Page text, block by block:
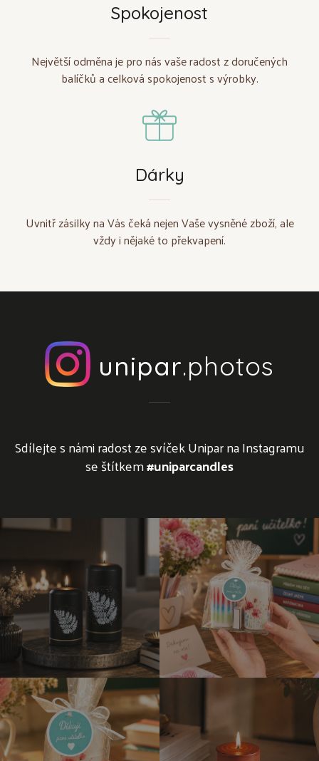
Spokojenost
Největší odměna je pro nás vaše radost z doručených
balíčků a celková spokojenost s výrobky.
Dárky
Uvnitř zásilky na Vás čeká nejen Vaše vysněné zboží, ale
vždy i nějaké to překvapení.
unipar.photos
Sdílejte s námi radost ze svíček Unipar na Instagramu
se štítkem#uniparcandles